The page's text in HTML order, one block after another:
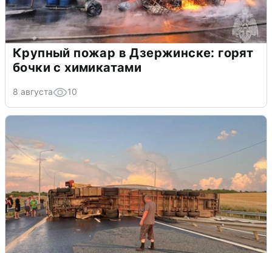
Крупный пожар в Дзержинске: горят
бочки с химикатами
8 августа 10